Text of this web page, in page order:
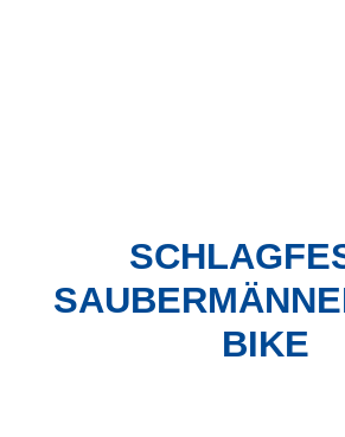
BIKE